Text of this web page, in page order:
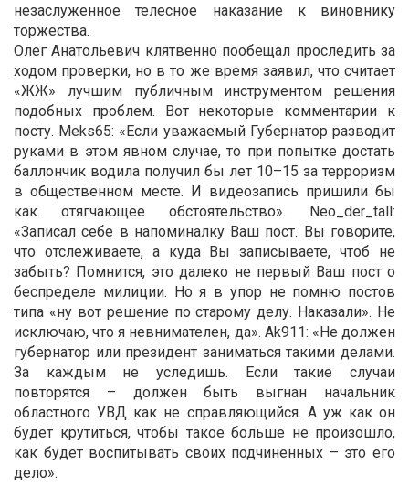
незаслуженное телесное наказание к виновнику
торжества.
Олег Анатольевич клятвенно пообещал проследить за
ходом проверки, но в то же время заявил, что считает
«ЖЖ» лучшим публичным инструментом решения
подобных проблем. Вот некоторые комментарии к
посту. Meks65: «Если уважаемый Губернатор разводит
руками в этом явном случае, то при попытке достать
баллончик водила получил бы лет 10–15 за терроризм
в общественном месте. И видеозапись пришили бы
как отягчающее обстоятельство». Neo_der_tall:
«Записал себе в напоминалку Ваш пост. Вы говорите,
что отслеживаете, а куда Вы записываете, чтоб не
забыть? Помнится, это далеко не первый Ваш пост о
беспределе милиции. Но я в упор не помню постов
типа «ну вот решение по старому делу. Наказали». Не
исключаю, что я невнимателен, да». Ak911: «Не должен
губернатор или президент заниматься такими делами.
За каждым не уследишь. Если такие случаи
повторятся – должен быть выгнан начальник
областного УВД как не справляющийся. А уж как он
будет крутиться, чтобы такое больше не произошло,
как будет воспитывать своих подчиненных – это его
дело».